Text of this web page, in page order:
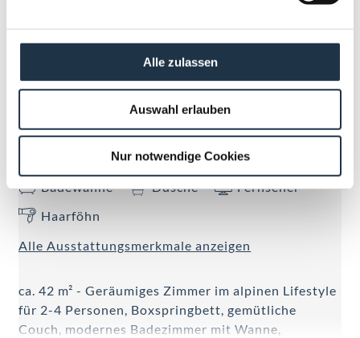
Alle zulassen
Auswahl erlauben
Nur notwendige Cookies
ALPINE SUITE
FÜR 2 PERSONEN VERFÜGBAR
Max.: 4 Personen 42m
Aussicht auf eine Berglandschaft
Badewanne
Dusche
Fernseher
Haarföhn
Alle Ausstattungsmerkmale anzeigen
ca. 42 m² - Geräumiges Zimmer im alpinen Lifestyle
für 2-4 Personen, Boxspringbett, gemütliche
Couch, modernes Badezimmer mit Wanne,